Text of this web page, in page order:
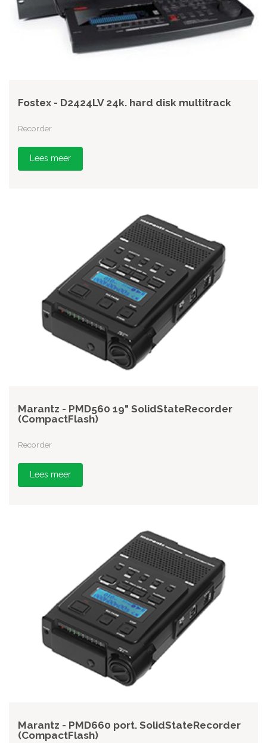
Fostex - D2424LV 24k. hard disk multitrack
Recorder
Lees meer
Marantz - PMD560 19" SolidStateRecorder
(CompactFlash)
Recorder
Lees meer
Marantz - PMD660 port. SolidStateRecorder
(CompactFlash)